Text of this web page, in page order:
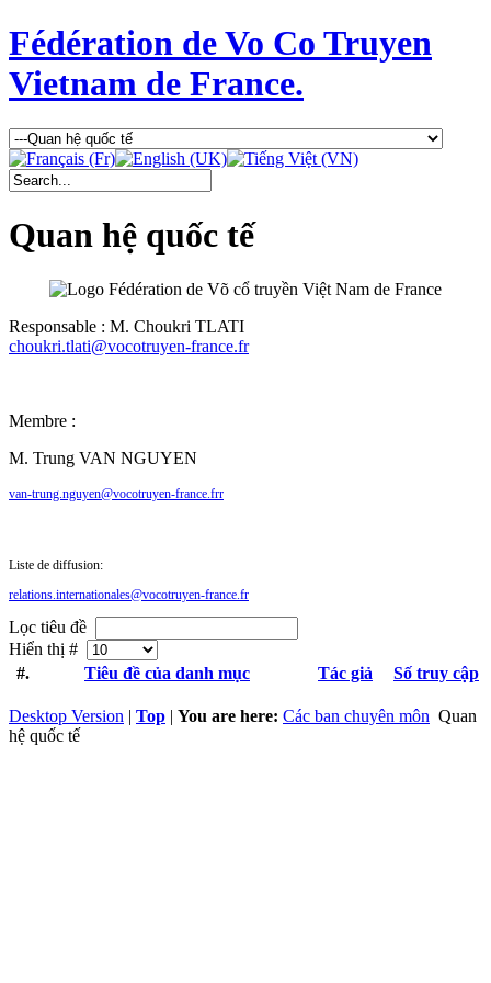
Fédération de Vo Co Truyen
Vietnam de France.
Quan hệ quốc tế
Responsable : M. Choukri TLATI
choukri.tlati@vocotruyen-france.fr
Membre :
M. Trung VAN NGUYEN
van-trung.nguyen@vocotruyen-france.frr
Liste de diffusion:
relations.internationales@vocotruyen-france.fr
Lọc tiêu đề
Hiển thị #
#.
Tiêu đề của danh mục Tác giả Số truy cập
Desktop Version | Top | You are here: Các ban chuyên môn Quan
hệ quốc tế